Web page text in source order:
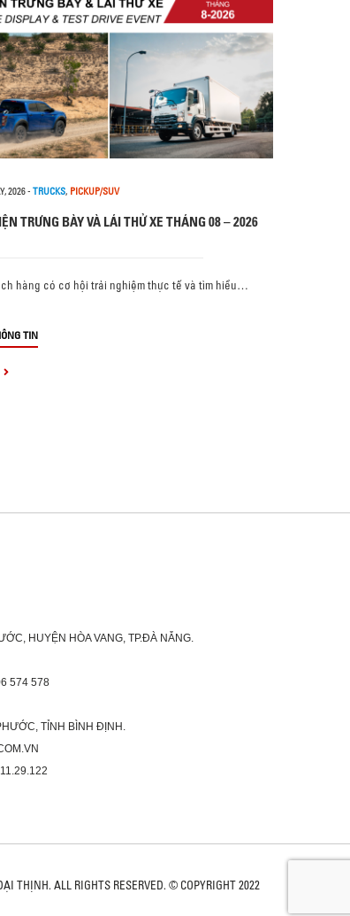
2026- TRUCKS, PICKUP/SUV
TRƯNG BÀY VÀ LÁI THỬ XE THÁNG 08 – 2026
hàng có cơ hội trải nghiệm thực tế và tìm hiểu…
TIN
HUYỆN HÒA VANG, TP.ĐÀ NẴNG.
574 578
TỈNH BÌNH ĐỊNH.
THỊNH. ALL RIGHTS RESERVED. © COPYRIGHT 2022